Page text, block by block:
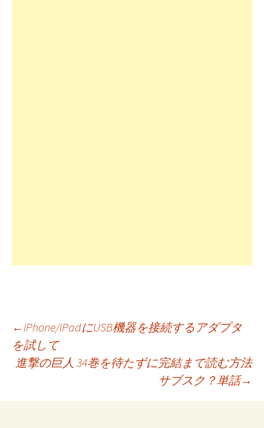
投
稿
ナ
←iPhone/iPadにUSB機器を接続するアダプタ
を試して
進撃の巨人 34巻を待たずに完結まで読む方法
サブスク？単話→